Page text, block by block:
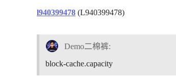
l940399478 (L940399478)
Demo二棉裤:
block-cache.capacity